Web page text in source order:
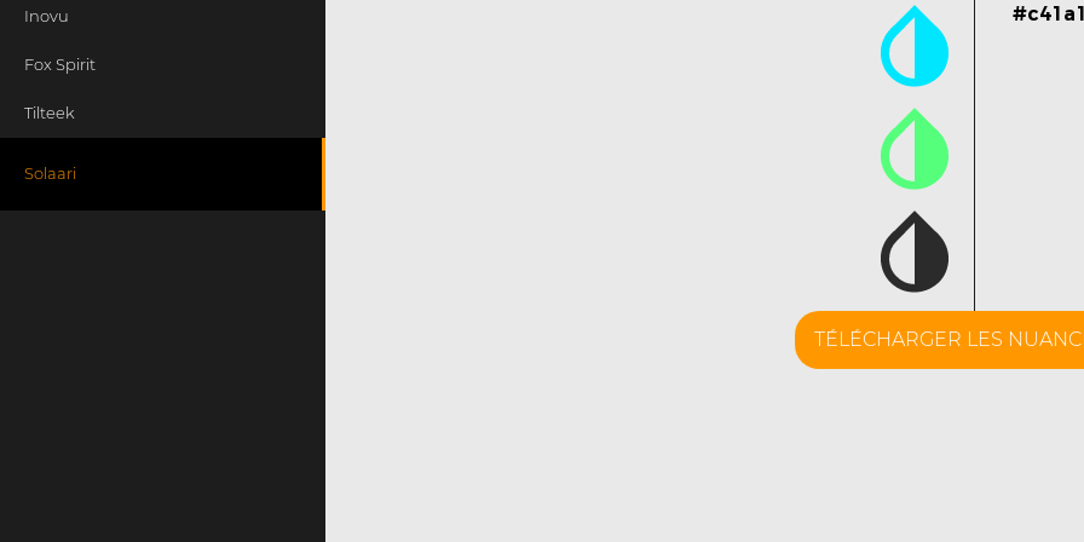
Inovu
Fox Spirit
Tilteek
Solaari
TÉLÉCHARGER LES